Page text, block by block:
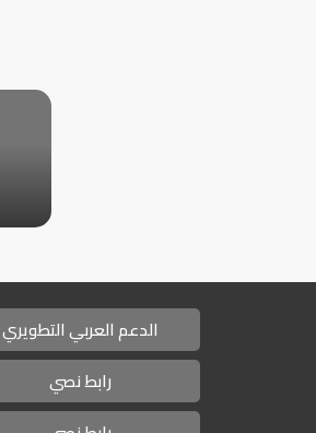
الدعم العربي التطويري
رابط نصي